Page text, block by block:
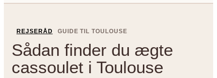
REJSERÅD GUIDE TIL TOULOUSE
Sådan finder du ægte
cassoulet i Toulouse